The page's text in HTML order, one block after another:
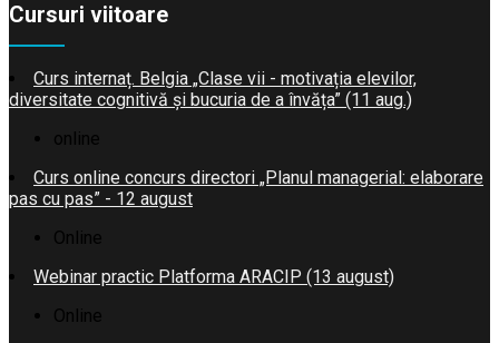
Cursuri viitoare
Curs internaț. Belgia „Clase vii - motivația elevilor,
diversitate cognitivă și bucuria de a învăța” (11 aug.)
online
Curs online concurs directori „Planul managerial: elaborare
pas cu pas” - 12 august
Online
Webinar practic Platforma ARACIP (13 august)
Online